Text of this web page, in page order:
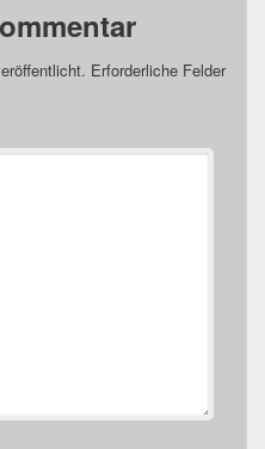
Erforderliche Felder